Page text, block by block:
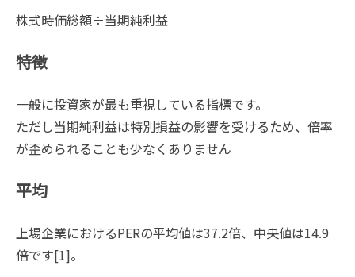
株式時価総額÷当期純利益
特徴
一般に投資家が最も重視している指標です。
ただし当期純利益は特別損益の影響を受けるため、倍率
が歪められることも少なくありません
平均
上場企業におけるPERの平均値は37.2倍、中央値は14.9
倍です[1]。